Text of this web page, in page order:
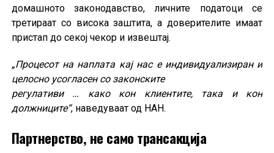
домашното законодавство, личните податоци се
третираат со висока заштита, а доверителите имаат
пристап до секој чекор и извештај.
„Процесот на наплата кај нас е индивидуализиран и
целосно усогласен со законските
регулативи … како кон клиентите, така и кон
должниците“, наведуваат од НАН.
Партнерство, не само трансакција